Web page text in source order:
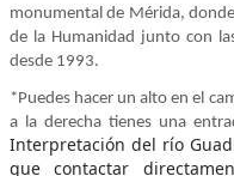
monumental de Mérida,
de la Humanidad junto con
desde 1993.
*Puedes hacer un alto en el
a la derecha tienes una
Interpretación del río
que contactar